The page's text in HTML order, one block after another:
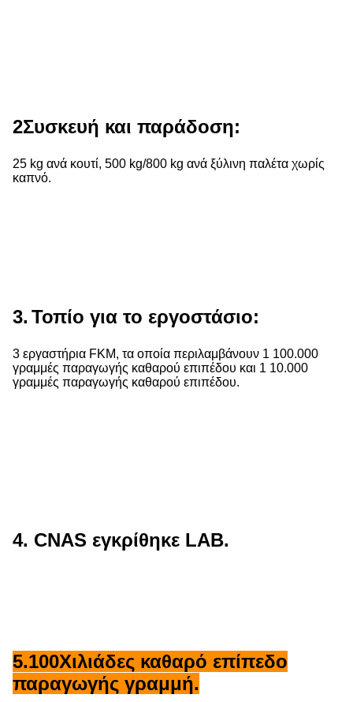
2Συσκευή και παράδοση:
25 kg ανά κουτί, 500 kg/800 kg ανά ξύλινη παλέτα χωρίς
καπνό.
3. Τοπίο για το εργοστάσιο:
3 εργαστήρια FKM, τα οποία περιλαμβάνουν 1 100.000
γραμμές παραγωγής καθαρού επιπέδου και 1 10.000
γραμμές παραγωγής καθαρού επιπέδου.
4. CNAS εγκρίθηκε LAB.
5.100Χιλιάδες καθαρό επίπεδο
παραγωγής γραμμή.